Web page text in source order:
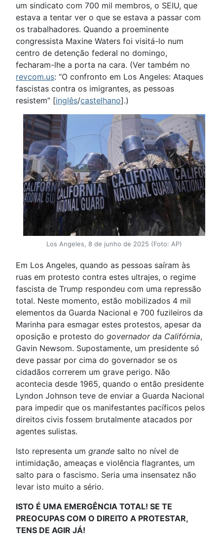
um sindicato com 700 mil membros, o SEIU, que
estava a tentar ver o que se estava a passar com
os trabalhadores. Quando a proeminente
congressista Maxine Waters foi visitá-lo num
centro de detenção federal no domingo,
fecharam-lhe a porta na cara. (Ver também no
revcom.us: “O confronto em Los Angeles: Ataques
fascistas contra os imigrantes, as pessoas
resistem” [inglês/castelhano].)
Los Angeles, 8 de junho de 2025 (Foto: AP)
Em Los Angeles, quando as pessoas saíram às
ruas em protesto contra estes ultrajes, o regime
fascista de Trump respondeu com uma repressão
total. Neste momento, estão mobilizados 4 mil
elementos da Guarda Nacional e 700 fuzileiros da
Marinha para esmagar estes protestos, apesar da
oposição e protesto do governador da Califórnia,
Gavin Newsom. Supostamente, um presidente só
deve passar por cima do governador se os
cidadãos correrem um grave perigo. Não
acontecia desde 1965, quando o então presidente
Lyndon Johnson teve de enviar a Guarda Nacional
para impedir que os manifestantes pacíficos pelos
direitos civis fossem brutalmente atacados por
agentes sulistas.
Isto representa um grande salto no nível de
intimidação, ameaças e violência flagrantes, um
salto para o fascismo. Seria uma insensatez não
levar isto muito a sério.
ISTO É UMA EMERGÊNCIA TOTAL! SE TE
PREOCUPAS COM O DIREITO A PROTESTAR,
TENS DE AGIR JÁ!